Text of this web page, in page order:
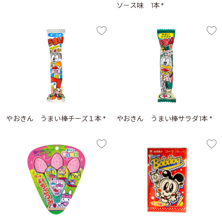
ソ－ス味 1本 *
やおきん うまい棒チーズ１本 * やおきん うまい棒サラダ1本 *